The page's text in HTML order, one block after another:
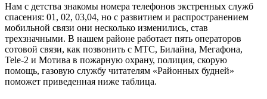
Нам с детства знакомы номера телефонов экстренных служб
спасения: 01, 02, 03,04, но с развитием и распространением
мобильной связи они несколько изменились, став
трехзначными. В нашем районе работает пять операторов
сотовой связи, как позвонить с МТС, Билайна, Мегафона,
Tele-2 и Мотива в пожарную охрану, полиция, скорую
помощь, газовую службу читателям «Районных будней»
поможет приведенная ниже таблица.